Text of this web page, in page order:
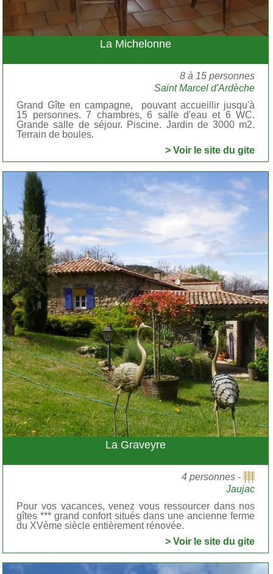
La Michelonne
8 à 15 personnes
Saint Marcel d'Ardèche
Grand Gîte en campagne, pouvant accueillir jusqu'à
15 personnes. 7 chambres, 6 salle d'eau et 6 WC.
Grande salle de séjour. Piscine. Jardin de 3000 m2.
Terrain de boules.
> Voir le site du gite
La Graveyre
4 personnes -
Jaujac
Pour vos vacances, venez vous ressourcer dans nos
gîtes *** grand confort situés dans une ancienne ferme
du XVème siècle entièrement rénovée.
> Voir le site du gite